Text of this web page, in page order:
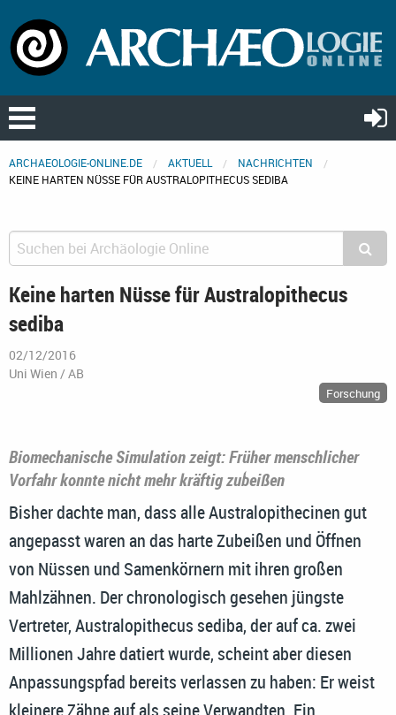
ARCHAEOLOGIE-ONLINE.DE AKTUELL
NACHRICHTEN
KEINE HARTEN NÜSSE FÜR AUSTRALOPITHECUS SEDIBA
Keine harten Nüsse für Australopithecus
sediba
02/12/2016
Uni Wien / AB
Forschung
Biomechanische Simulation zeigt: Früher menschlicher
Vorfahr konnte nicht mehr kräftig zubeißen
Bisher dachte man, dass alle Australopithecinen gut
angepasst waren an das harte Zubeißen und Öffnen
von Nüssen und Samenkörnern mit ihren großen
Mahlzähnen. Der chronologisch gesehen jüngste
Vertreter, Australopithecus sediba, der auf ca. zwei
Millionen Jahre datiert wurde, scheint aber diesen
Anpassungspfad bereits verlassen zu haben: Er weist